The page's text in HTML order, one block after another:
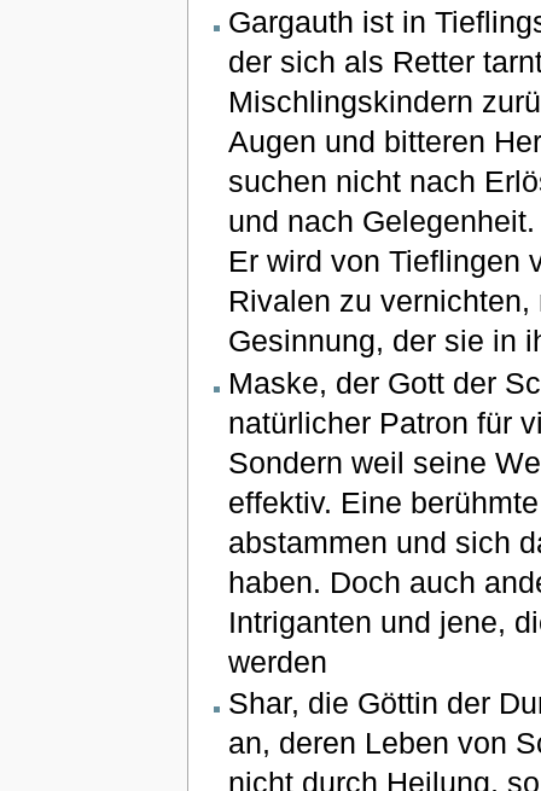
Gargauth ist in
der sich als Retter
Mischlingskindern
Augen und bitteren
suchen nicht nach
und nach
Er wird von Tieflingen
Rivalen zu
Gesinnung, der sie in
Maske, der Gott der
natürlicher Patron für
Sondern weil seine
effektiv. Eine
abstammen und sich
haben. Doch auch
Intriganten und jene,
werden
Shar, die Göttin der
an, deren Leben von
nicht durch Heilung,